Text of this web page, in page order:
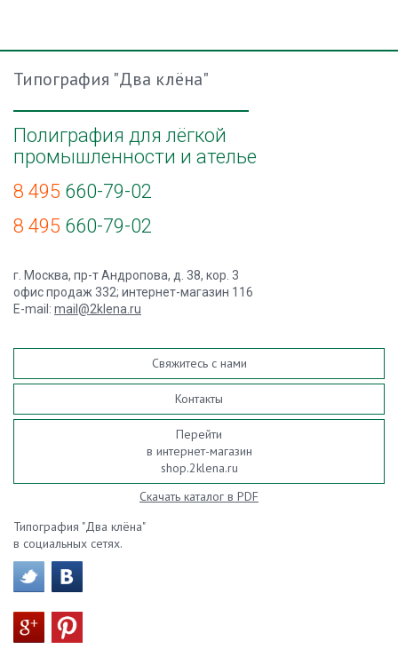
Типография "Два клёна"
Полиграфия для лёгкой
промышленности и ателье
8 495 660-79-02
8 495 660-79-02
г. Москва, пр-т Андропова, д. 38, кор. 3
офис продаж 332; интернет-магазин 116
E-mail: mail@2klena.ru
Свяжитесь с нами
Контакты
Перейти
в интернет-магазин
shop.2klena.ru
Скачать каталог в PDF
Типография "Два клёна"
в социальных сетях.